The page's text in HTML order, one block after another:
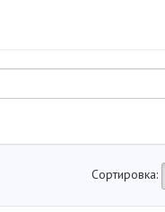
Сортировка: